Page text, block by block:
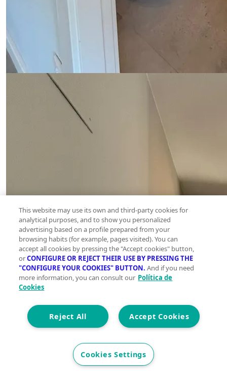
This website may use its own and third-party cookies for
analytical purposes, and to show you personalized
advertising based on a profile prepared from your
browsing habits (for example, pages visited). You can
accept all cookies by pressing the "Accept cookies" button,
orCONFIGURE OR REJECT THEIR USE BY PRESSING THE
"CONFIGURE YOUR COOKIES" BUTTON. And if you need
more information, you can consult our Política de
Cookies
Accept Cookies
Reject All
Cookies Settings